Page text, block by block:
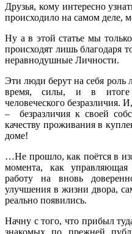
Друзья, кому интересно
происходило на самом деле,
Ну а в этой статье мы
происходят лишь благодаря
неравнодушные Личности.
Эти люди берут на себя роль
время, силы, и в итоге
человеческого безразличия.
– безразличия к своей
качеству проживания в
доме!
…Не прошло, как поётся в
момента, как
работу на вновь
улучшения в жизни двора,
реально появились.
Начну с того, что прибыл
знакомых по прежней